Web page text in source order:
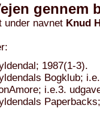
gennem
under navnet Knud
1987(1-3).
Bogklub;
i.e.3.